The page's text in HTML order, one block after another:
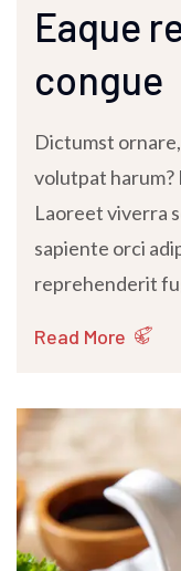
Eaque
congue
Dictumst
volutpat harum?
Laoreet viverra
sapiente orci
reprehenderit
Read More